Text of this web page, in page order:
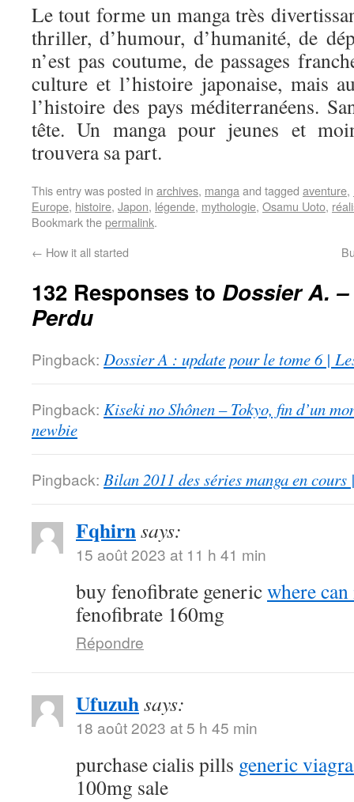
Le tout forme un manga très
thriller, d’humour, d’humanité, de
n’est pas coutume, de passages
culture et l’histoire japonaise, mais
l’histoire des pays méditerranéens.
tête. Un manga pour jeunes et
trouvera sa part.
This entry was posted in archives, manga and tagged aventure,
Europe, histoire, Japon, légende, mythologie, Osamu Uoto,
Bookmark thepermalink.
← How it all started
132 Responses to Dossier A.
Perdu
Pingback: Dossier A : update pour le tome 6 |
Pingback: Kiseki no Shônen – Tokyo, fin d’un
newbie
Pingback: Bilan 2011 des séries manga en
Fqhirnsays:
15 août 2023 at 11 h 41 min
buy fenofibrate genericwhere
fenofibrate 160mg
Répondre
Ufuzuhsays:
18 août 2023 at 5 h 45 min
purchase cialis pills generic
100mg sale